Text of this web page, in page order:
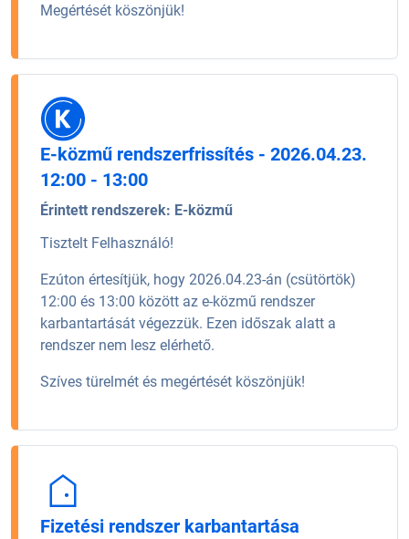
Megértését köszönjük!
E-közmű rendszerfrissítés - 2026.04.23.
12:00 - 13:00
Érintett rendszerek: E-közmű
Tisztelt Felhasználó!
Ezúton értesítjük, hogy 2026.04.23-án (csütörtök)
12:00 és 13:00 között az e-közmű rendszer
karbantartását végezzük. Ezen időszak alatt a
rendszer nem lesz elérhető.
Szíves türelmét és megértését köszönjük!
Fizetési rendszer karbantartása